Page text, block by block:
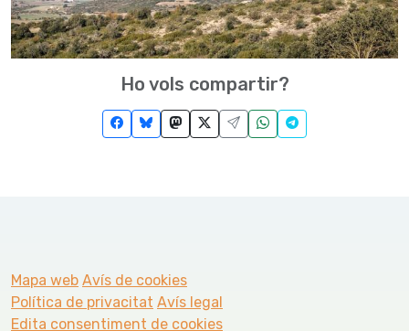
Ho vols compartir?
Mapa web Avís de cookies
Política de privacitat Avís legal
Edita consentiment de cookies